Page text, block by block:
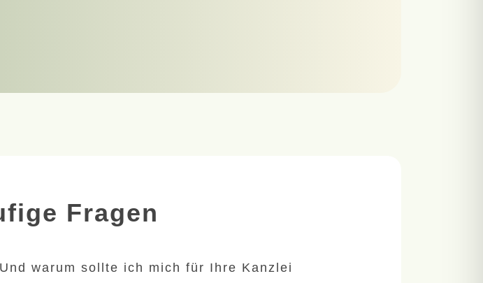
Fragen
warum sollte ich mich für Ihre Kanzlei